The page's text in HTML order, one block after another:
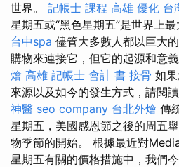
世界。 記帳士 課程 高雄 優化 台
星期五或“黑色星期五”是世界上最
台中spa 儘管大多數人都以巨大
購物來連接它，但它的起源和意
燴 高雄 記帳士 會計 書 接骨 如
來源以及如今的發生方式，請閱
神醫 seo company 台北外燴 傳
星期五，美國感恩節之後的周五
物季節的開始。 根據最近對
星期五有關的價格措施中，我們